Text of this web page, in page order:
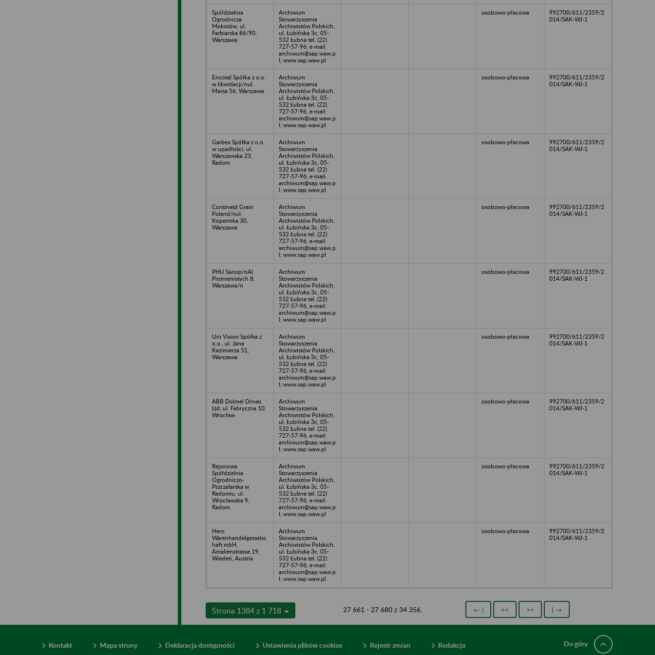
Spółdzielnia
Ogrodnicza
Mokotów, ul.
Farbiarska 86/90,
Warszawa
Archiwum
Stowarzyszenia
Archiwistów Polskich,
ul. Łubińska 3c, 05-
532 Łubna tel. (22)
727-57-96, e-mail:
archiwum@sap.waw.p
l; www.sap.waw.pl
osobowo-płacowa
992700/611/2359/2
014/SAK-WJ-1
Encotel Spółka z o.o.
w likwidacji/nul.
Marsa 56, Warszawa
Archiwum
Stowarzyszenia
Archiwistów Polskich,
ul. Łubińska 3c, 05-
532 Łubna tel. (22)
727-57-96, e-mail:
archiwum@sap.waw.p
l; www.sap.waw.pl
osobowo-płacowa
992700/611/2359/2
014/SAK-WJ-1
Garbex Spółka z o.o.
w upadłości, ul.
Warszawska 23,
Radom
Archiwum
Stowarzyszenia
Archiwistów Polskich,
ul. Łubińska 3c, 05-
532 Łubna tel. (22)
727-57-96, e-mail:
archiwum@sap.waw.p
l; www.sap.waw.pl
osobowo-płacowa
992700/611/2359/2
014/SAK-WJ-1
Continetd Grain
Poland/nul.
Kopernika 30,
Warszawa
Archiwum
Stowarzyszenia
Archiwistów Polskich,
ul. Łubińska 3c, 05-
532 Łubna tel. (22)
727-57-96, e-mail:
archiwum@sap.waw.p
l; www.sap.waw.pl
osobowo-płacowa
992700/611/2359/2
014/SAK-WJ-1
PHU Sanop/nAl.
Promienistych 8,
Warszawa/n
Archiwum
Stowarzyszenia
Archiwistów Polskich,
ul. Łubińska 3c, 05-
532 Łubna tel. (22)
727-57-96, e-mail:
archiwum@sap.waw.p
l; www.sap.waw.pl
osobowo-płacowa
992700/611/2359/2
014/SAK-WJ-1
Uni Vision Spółka z
o.o., ul. Jana
Kazimierza 51,
Warszawa
Archiwum
Stowarzyszenia
Archiwistów Polskich,
ul. Łubińska 3c, 05-
532 Łubna tel. (22)
727-57-96, e-mail:
archiwum@sap.waw.p
l; www.sap.waw.pl
osobowo-płacowa
992700/611/2359/2
014/SAK-WJ-1
ABB Dolmel Drives
Ltd, ul. Fabryczna 10,
Wrocław
Archiwum
Stowarzyszenia
Archiwistów Polskich,
ul. Łubińska 3c, 05-
532 Łubna tel. (22)
727-57-96, e-mail:
archiwum@sap.waw.p
l; www.sap.waw.pl
osobowo-płacowa
992700/611/2359/2
014/SAK-WJ-1
Rejonowa
Spółdzielnia
Ogrodniczo-
Pszczelarska w
Radomiu, ul.
Wrocławska 9,
Radom
Archiwum
Stowarzyszenia
Archiwistów Polskich,
ul. Łubińska 3c, 05-
532 Łubna tel. (22)
727-57-96, e-mail:
archiwum@sap.waw.p
l; www.sap.waw.pl
osobowo-płacowa
992700/611/2359/2
014/SAK-WJ-1
Hero
Warenhandelgesselsc
haft mbH,
Amalienstrasse 19,
Wiedeń, Austria
Archiwum
Stowarzyszenia
Archiwistów Polskich,
ul. Łubińska 3c, 05-
532 Łubna tel. (22)
727-57-96, e-mail:
archiwum@sap.waw.p
l; www.sap.waw.pl
osobowo-płacowa
992700/611/2359/2
014/SAK-WJ-1
Strona 1384 z 1 718 27 661 - 27 680 z 34 356. ← | << >> | →
Kontakt Mapa strony Deklaracja dostępności Ustawienia plików cookies Rejestr zmian Redakcja Do góry